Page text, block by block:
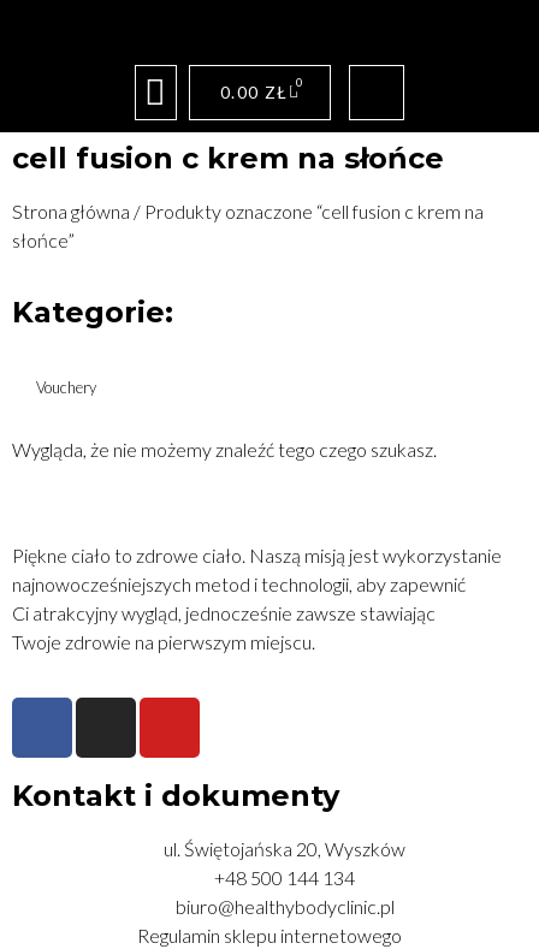
0.00 ZŁ 0
cell fusion c krem na słońce
Strona główna / Produkty oznaczone “cell fusion c krem na
słońce”
Kategorie:
Vouchery
Wygląda, że nie możemy znaleźć tego czego szukasz.
Piękne ciało to zdrowe ciało. Naszą misją jest wykorzystanie
najnowocześniejszych metod i technologii, aby zapewnić
Ci atrakcyjny wygląd, jednocześnie zawsze stawiając
Twoje zdrowie na pierwszym miejscu.
Kontakt i dokumenty
ul. Świętojańska 20, Wyszków
+48 500 144 134
biuro@healthybodyclinic.pl
Regulamin sklepu internetowego